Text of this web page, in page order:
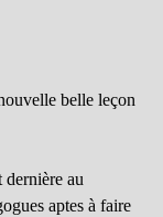
belle leçon
dernière au
aptes à faire